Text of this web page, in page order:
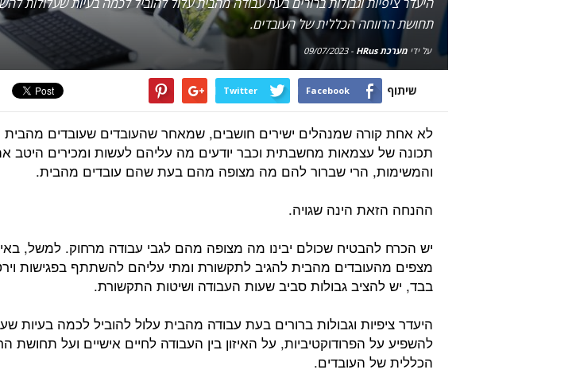
תחושת הרווחה הכללית של העובדים.
על ידימערכת HRus -
09/07/2023
שיתוף Facebook
Twitter
לא אחת קורה שמנהלים ישירים חושבים, שמאחר שהעובדים שעובדים מהבית
תכונה של עצמאות מחשבתית וכבר יודעים מה עליהם לעשות ומכירים היטב
והמשימות, הרי שברור להם מה מצופה מהם בעת שהם עובדים מהבית.
ההנחה הזאת הינה שגויה.
יש הכרח להבטיח שכולם יבינו מה מצופה מהם לגבי עבודה מרחוק. למשל,
מצפים מהעובדים מהבית להגיב לתקשורת ומתי עליהם להשתתף בפגישות
בבד, יש להציב גבולות סביב שעות העבודה ושיטות התקשורת.
היעדר ציפיות וגבולות ברורים בעת עבודה מהבית עלול להוביל לכמה בעיות
להשפיע על הפרודוקטיביות, על האיזון בין העבודה לחיים אישיים ועל תחושת
הכללית של העובדים.